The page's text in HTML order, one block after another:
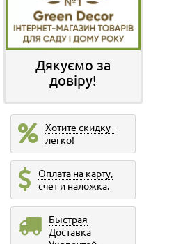
Дякуємо за
довіру!
Хотите скидку -
легко!
Оплата на карту,
счет и наложка.
Быстрая
Доставка